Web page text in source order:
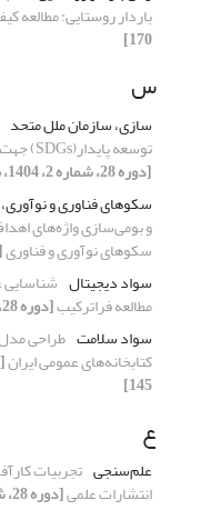
باردار روستایی: مطالعه‌
170]
س
سازی، سازمان ملل متحد
توسعه پایدار(SDGs) جهت به کارگیری در سکوهای نوآوری و فناوری
[دوره 28، شماره 2، 1404، صفحه 61-88]
سکوهای فناوری و
سکوهای نوآوری و فناوری
سواد دیجیتال شناسایی
مطالعه فراترکیب[دوره 28، شماره 2، 1404، صفحه 89-117]
سواد سلامت طراحی مدل
کتابخانه‌­های عمومی ایران
145]
ع
علم‌‎سنجی تجربیات
انتشارات علمی[دوره 28، شماره 1، 1404، صفحه 163-192]